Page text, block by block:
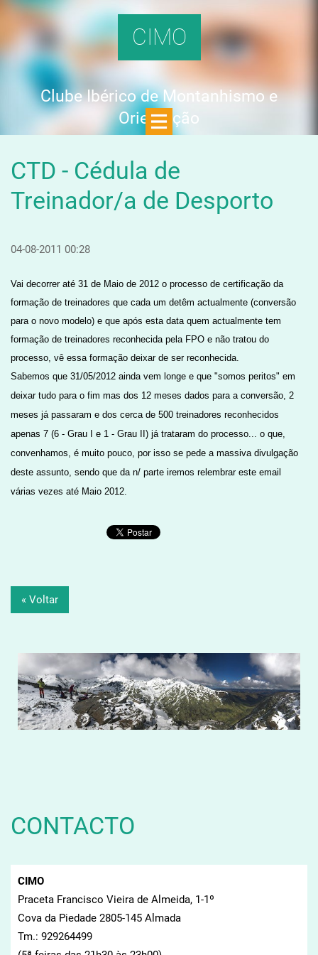
CIMO
Clube Ibérico de Montanhismo e
Orientação
CTD - Cédula de
Treinador/a de Desporto
04-08-2011 00:28
Vai decorrer até 31 de Maio de 2012 o processo de certificação da
formação de treinadores que cada um detêm actualmente (conversão
para o novo modelo) e que após esta data quem actualmente tem
formação de treinadores reconhecida pela FPO e não tratou do
processo, vê essa formação deixar de ser reconhecida.
Sabemos que 31/05/2012 ainda vem longe e que "somos peritos" em
deixar tudo para o fim mas dos 12 meses dados para a conversão, 2
meses já passaram e dos cerca de 500 treinadores reconhecidos
apenas 7 (6 - Grau I e 1 - Grau II) já trataram do processo... o que,
convenhamos, é muito pouco, por isso se pede a massiva divulgação
deste assunto, sendo que da n/ parte iremos relembrar este email
várias vezes até Maio 2012.
« Voltar
CONTACTO
CIMO
Praceta Francisco Vieira de Almeida, 1-1º
Cova da Piedade 2805-145 Almada
Tm.: 929264499